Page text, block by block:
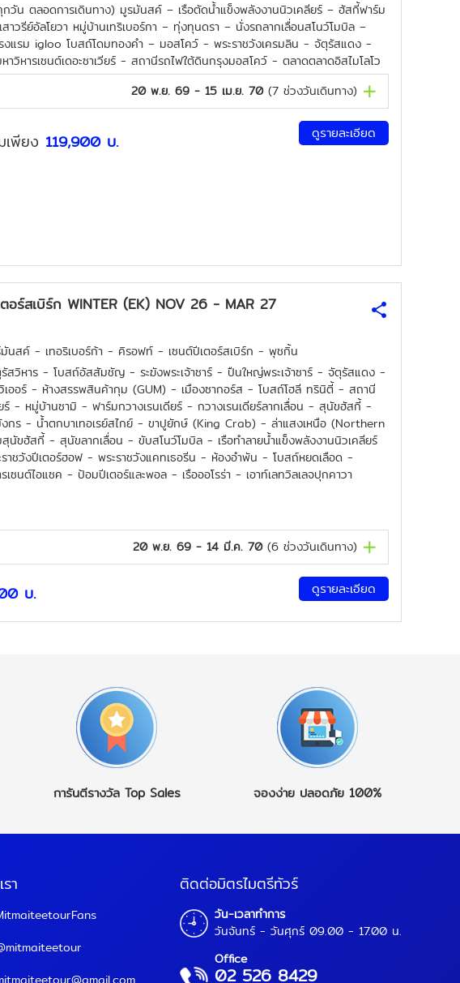
วัน ตลอดการเดินทาง) มูรมันสค์ – เรือตัดน้ำแข็งพลังงานนิวเคลียร์ – ฮัสกี้ฟาร์ม
วรีย์อัลโยวา หมู่บ้านเทริเบอร์กา – ทุ่งทุนดรา – นั่งรถลากเลื่อนสโนว์โมบิล –
งแรม igloo โบสถ์โดมทองคำ – มอสโคว์ - พระราชวังเครมลิน - จัตุรัสแดง -
วิหารเซนต์เดอะซาเวียร์ - สถานีรถไฟใต้ดินกรุงมอสโคว์ - ตลาดตลาดอิสไมโลโว
20 พ.ย. 69 - 15 เม.ย. 70 (7ช่วงวันเดินทาง)
เพียง 119,900 บ. ดูรายละเอียด
อร์สเบิร์ก WINTER (EK) NOV 26 - MAR 27
นสค์ - เทอริเบอร์ก้า - คิรอฟท์ - เซนต์ปีเตอร์สเบิร์ก - พุชกิ้น
วิหาร - โบสถ์อัสสัมชัญ - ระฆังพระเจ้าซาร์ - ปืนใหญ่พระเจ้าซาร์ - จัตุรัสแดง -
ออร์ - ห้างสรรพสินค้ากุม (GUM) - เมืองซากอร์ส - โบสถ์โฮลี ทรินิตี้ - สถานี
ร์ - หมู่บ้านซามิ - ฟาร์มกวางเรนเดียร์ - กวางเรนเดียร์ลากเลื่อน - สุนัขฮัสกี้ -
งกร - น้ำตกบาเทอเรย์สไกย์ - ขาปูยักษ์ (King Crab) - ล่าแสงเหนือ (Northern
ขฮัสกี้ - สุนัขลากเลื่อน - ขับสโนว์โมบิล - เรือทำลายน้ำแข็งพลังงานนิวเคลียร์
ชวังปีเตอร์ฮอฟ - พระราชวังแคทเธอรีน - ห้องอำพัน - โบสถ์หยดเลือด -
นต์ไอแซค - ป้อมปีเตอร์และพอล - เรือออโรร่า - เอาท์เลทวิลเลจปุกคาวา
20 พ.ย. 69 - 14 มี.ค. 70 (6ช่วงวันเดินทาง)
บ. ดูรายละเอียด
การันตีรางวัล Top Sales จองง่าย ปลอดภัย 100%
า ติดต่อมิตรไมตรีทัวร์
วัน-เวลาทำการ
วันจันทร์ - วันศุกร์ 09.00 - 17.00 น.
Office
02 526 8429